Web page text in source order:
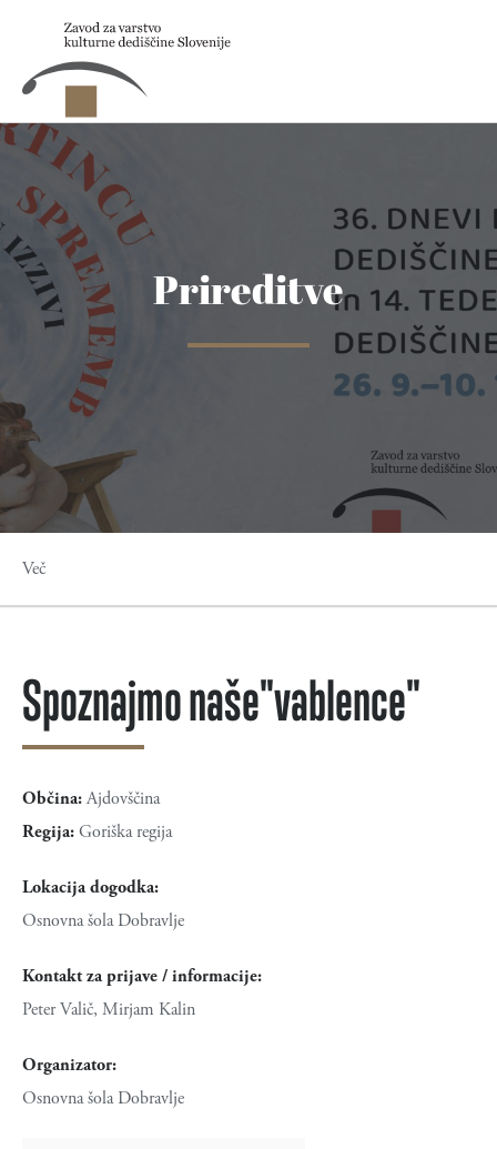
Skip to main content
Prireditve
Več
Spoznajmo naše"vablence"
Občina:Ajdovščina
Regija:Goriška regija
Lokacija dogodka:
Osnovna šola Dobravlje
Kontakt za prijave / informacije:
Peter Valič, Mirjam Kalin
Organizator:
Osnovna šola Dobravlje